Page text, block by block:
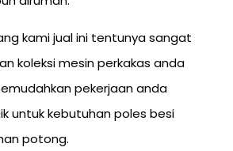
kami jual ini tentunya sangat
koleksi mesin perkakas anda
pekerjaan anda
untuk kebutuhan poles besi
potong.